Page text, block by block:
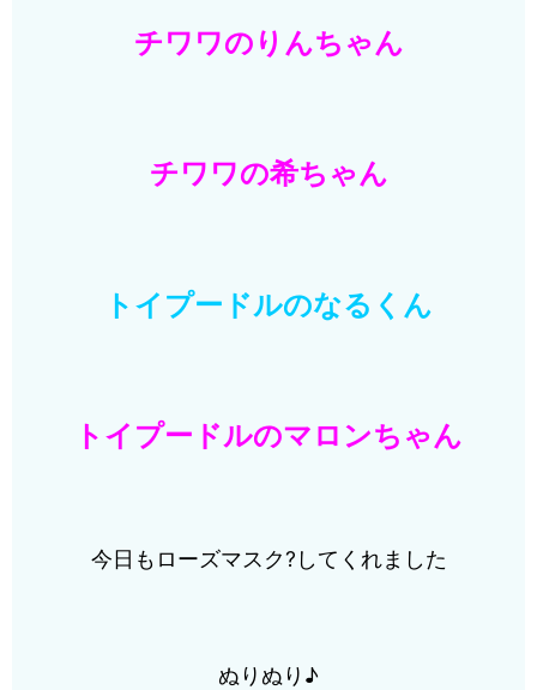
チワワのりんちゃん
チワワの希ちゃん
トイプードルのなるくん
トイプードルのマロンちゃん
今日もローズマスク?してくれました
ぬりぬり♪